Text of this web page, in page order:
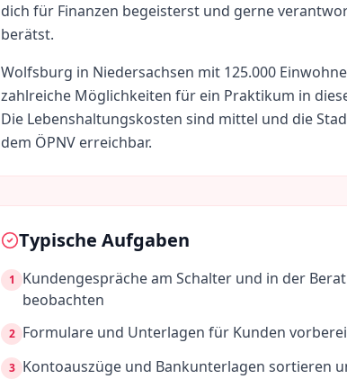
dich für Finanzen begeisterst und gerne
berätst.
Wolfsburg in Niedersachsen mit 125.000
zahlreiche Möglichkeiten für ein Praktikum in
Die Lebenshaltungskosten sind mittel und die
dem ÖPNV erreichbar.
Typische Aufgaben
1
Kundengespräche am Schalter und in der
beobachten
2 Formulare und Unterlagen für Kunden
3 Kontoauszüge und Bankunterlagen sortieren